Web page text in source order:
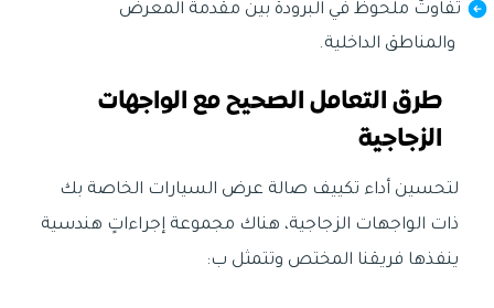
تفاوتٌ ملحوظ في البرودة بين مقدمة المعرض
والمناطق الداخلية.
طرق التعامل الصحيح مع الواجهات
الزجاجية
لتحسين أداء تكييف صالة عرض السيارات الخاصة بك
ذات الواجهات الزجاجية، هناك مجموعة إجراءاتٍ هندسية
ينفذها فريقنا المختص وتتمثل ب: